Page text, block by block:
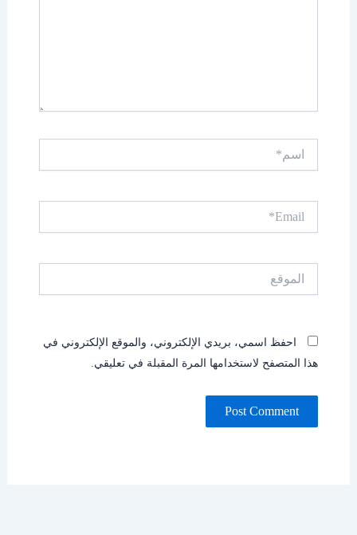
احفظ اسمي، بريدي الإلكتروني، والموقع الإلكتروني في
هذا المتصفح لاستخدامها المرة المقبلة في تعليقي.